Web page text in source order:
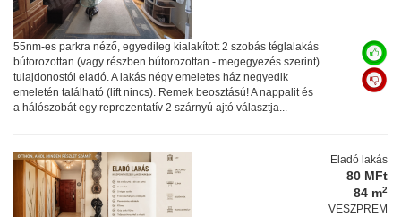
55nm-es parkra néző, egyedileg kialakított 2 szobás téglalakás
bútorozottan (vagy részben bútorozottan - megegyezés szerint)
tulajdonostól eladó. A lakás négy emeletes ház negyedik
emeletén található (lift nincs). Remek beosztású! A nappalit és
a hálószobát egy reprezentatív 2 szárnyú ajtó választja...
Eladó lakás
80 MFt
84 m2
VESZPREM